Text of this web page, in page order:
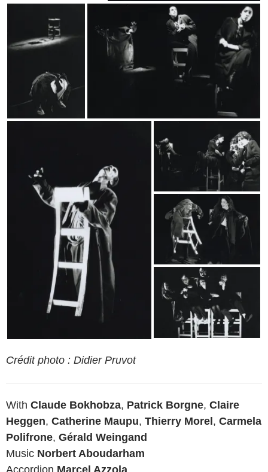
Crédit photo : Didier Pruvot
With Claude Bokhobza, Patrick Borgne, Claire
Heggen, Catherine Maupu, Thierry Morel , Carmela
Polifrone, Gérald Weingand
Music Norbert Aboudarham